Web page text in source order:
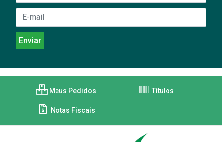
Meus Pedidos Títulos
Notas Fiscais